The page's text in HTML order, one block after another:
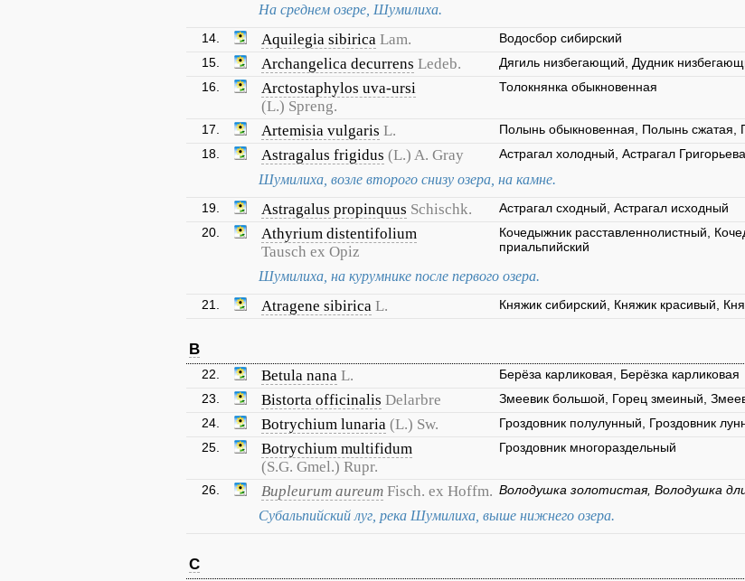
На среднем озере, Шумилиха.
14. Aquilegia sibirica Lam.
Водосбор сибирский
15.
Archangelica decurrens Ledeb.
Дягиль низбегающий, Дудник
16.
Arctostaphylos uva-ursi
(L.) Spreng.
Толокнянка обыкновенная
17. Artemisia vulgaris L.
Полынь обыкновенная, Полынь сжатая,
18.
Astragalus frigidus (L.) A. Gray Астрагал холодный, Астрагал
Шумилиха, возле второго снизу озера, на камне.
19. Astragalus propinquus Schischk.
Астрагал сходный, Астрагал исходный
20.
Athyrium distentifolium
Tausch ex Opiz
Кочедыжник расставленнолистный,
приальпийский
Шумилиха, на курумнике после первого озера.
21. Atragene sibirica L. Княжик сибирский, Княжик красивый,
B
22. Betula nana L.
Берёза карликовая, Берёзка карликовая
23.
Bistorta officinalis Delarbre
Змеевик большой, Горец змеиный,
24.
Botrychium lunaria (L.) Sw.
Гроздовник полулунный, Гроздовник
25.
Botrychium multifidum
(S.G. Gmel.) Rupr.
Гроздовник многораздельный
26. Bupleurum aureum Fisch. ex Hoffm. Володушка золотистая, Володушка
Субальпийский луг, река Шумилиха, выше нижнего озера.
C